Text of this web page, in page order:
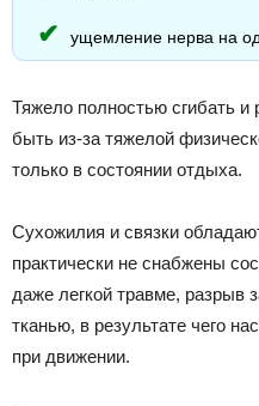
ущемление нерва на
Тяжело полностью сгибать и
быть из-за тяжелой
только в состоянии отдыха.
Сухожилия и связки
практически не снабжены
даже легкой травме, разрыв
тканью, в результате чего
при движении.